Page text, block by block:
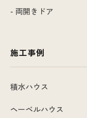
- 両開きドア
施工事例
積水ハウス
ヘーベルハウス